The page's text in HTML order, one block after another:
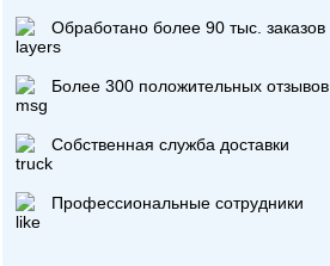
Обработано более 90 тыс. заказов
Более 300 положительных отзывов
Собственная служба доставки
Профессиональные сотрудники